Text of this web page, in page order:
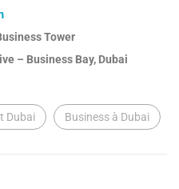
Tower
– Business Bay, Dubai
Dubai Business à Dubai